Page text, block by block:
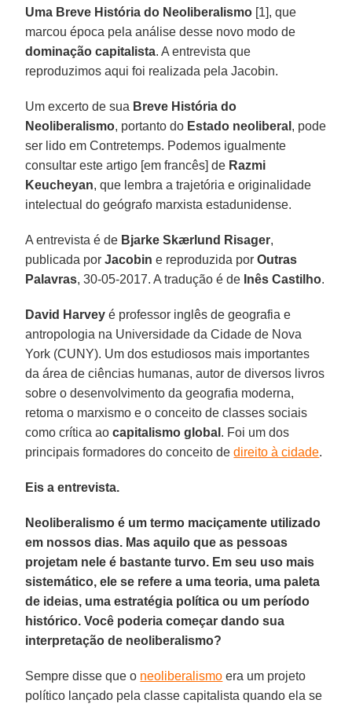
Uma Breve História do Neoliberalismo [1], que
marcou época pela análise desse novo modo de
dominação capitalista. A entrevista que
reproduzimos aqui foi realizada pela Jacobin.
Um excerto de sua Breve História do
Neoliberalismo, portanto do Estado neoliberal , pode
ser lido em Contretemps. Podemos igualmente
consultar este artigo [em francês] de Razmi
Keucheyan, que lembra a trajetória e originalidade
intelectual do geógrafo marxista estadunidense.
A entrevista é de Bjarke Skærlund Risager,
publicada porJacobin e reproduzida porOutras
Palavras, 30-05-2017. A tradução é de Inês Castilho.
David Harvey é professor inglês de geografia e
antropologia na Universidade da Cidade de Nova
York (CUNY). Um dos estudiosos mais importantes
da área de ciências humanas, autor de diversos livros
sobre o desenvolvimento da geografia moderna,
retoma o marxismo e o conceito de classes sociais
como crítica aocapitalismo global . Foi um dos
principais formadores do conceito dedireito à cidade.
Eis a entrevista.
Neoliberalismo é um termo maciçamente utilizado
em nossos dias. Mas aquilo que as pessoas
projetam nele é bastante turvo. Em seu uso mais
sistemático, ele se refere a uma teoria, uma paleta
de ideias, uma estratégia política ou um período
histórico. Você poderia começar dando sua
interpretação de neoliberalismo?
Sempre disse que o neoliberalismo era um projeto
político lançado pela classe capitalista quando ela se